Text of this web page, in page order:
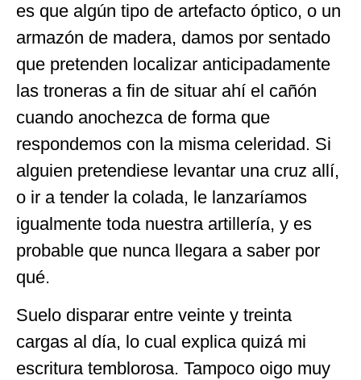
es que algún tipo de artefacto óptico, o un
armazón de madera, damos por sentado
que pretenden localizar anticipadamente
las troneras a fin de situar ahí el cañón
cuando anochezca de forma que
respondemos con la misma celeridad. Si
alguien pretendiese levantar una cruz allí,
o ir a tender la colada, le lanzaríamos
igualmente toda nuestra artillería, y es
probable que nunca llegara a saber por
qué.
Suelo disparar entre veinte y treinta
cargas al día, lo cual explica quizá mi
escritura temblorosa. Tampoco oigo muy